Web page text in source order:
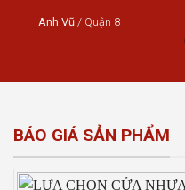
Anh Vũ / Quận 8
BÁO GIÁ SẢN PHẨM